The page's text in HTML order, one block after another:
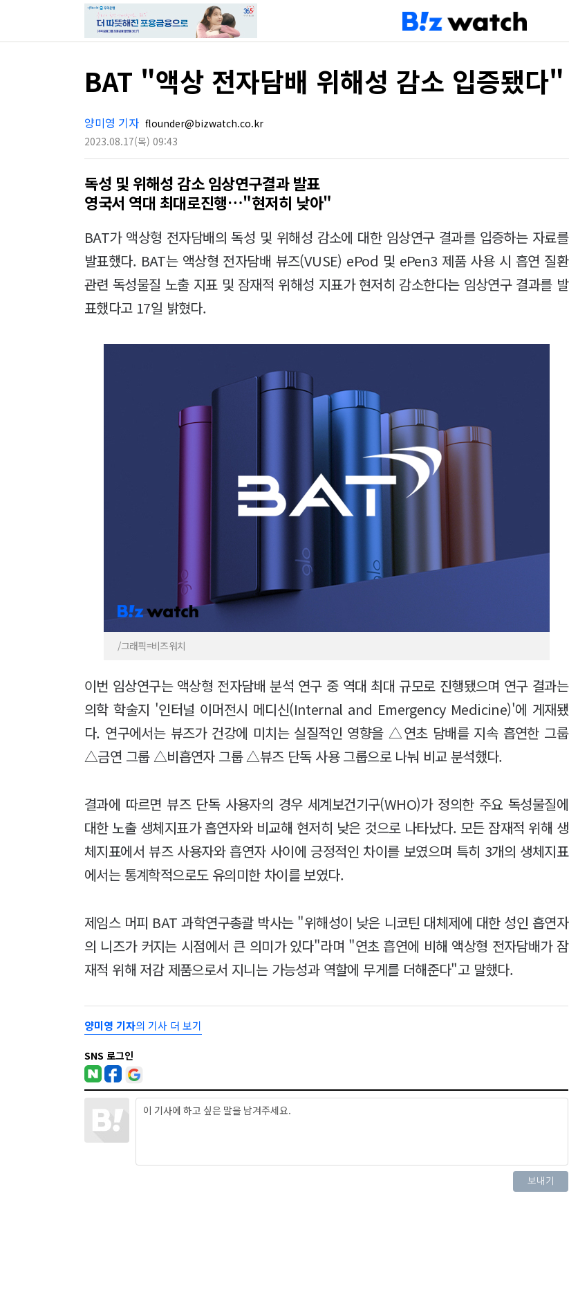
BAT "액상 전자담배 위해성 감소 입증됐다"
양미영 기자 flounder@bizwatch.co.kr
2023.08.17(목) 09:43
독성 및 위해성 감소 임상연구결과 발표
영국서 역대 최대로진행…"현저히 낮아"
BAT가 액상형 전자담배의 독성 및 위해성 감소에 대한 임상연구 결과를 입증하는 자료를
발표했다. BAT는 액상형 전자담배 뷰즈(VUSE) ePod 및 ePen3 제품 사용 시 흡연 질환
관련 독성물질 노출 지표 및 잠재적 위해성 지표가 현저히 감소한다는 임상연구 결과를 발
표했다고 17일 밝혔다.
/그래픽=비즈워치
이번 임상연구는 액상형 전자담배 분석 연구 중 역대 최대 규모로 진행됐으며 연구 결과는
의학 학술지 '인터널 이머전시 메디신(Internal and Emergency Medicine)'에 게재됐
다. 연구에서는 뷰즈가 건강에 미치는 실질적인 영향을 △연초 담배를 지속 흡연한 그룹
△금연 그룹 △비흡연자 그룹 △뷰즈 단독 사용 그룹으로 나눠 비교 분석했다.
결과에 따르면 뷰즈 단독 사용자의 경우 세계보건기구(WHO)가 정의한 주요 독성물질에
대한 노출 생체지표가 흡연자와 비교해 현저히 낮은 것으로 나타났다. 모든 잠재적 위해 생
체지표에서 뷰즈 사용자와 흡연자 사이에 긍정적인 차이를 보였으며 특히 3개의 생체지표
에서는 통계학적으로도 유의미한 차이를 보였다.
제임스 머피 BAT 과학연구총괄 박사는 "위해성이 낮은 니코틴 대체제에 대한 성인 흡연자
의 니즈가 커지는 시점에서 큰 의미가 있다"라며 "연초 흡연에 비해 액상형 전자담배가 잠
재적 위해 저감 제품으로서 지니는 가능성과 역할에 무게를 더해준다"고 말했다.
양미영 기자의 기사 더 보기
SNS 로그인